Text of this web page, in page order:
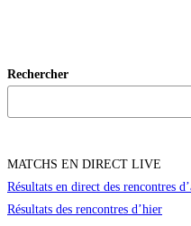
Rechercher
MATCHS EN DIRECT LIVE
Résultats en direct des rencontres
Résultats des rencontres d’hier